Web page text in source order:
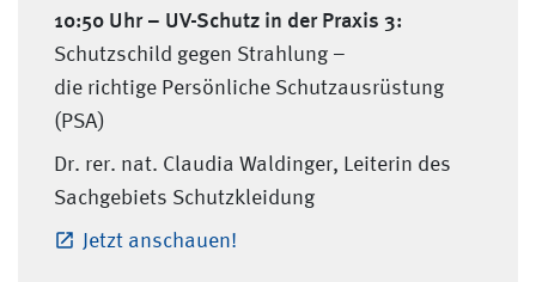
10:50 Uhr – UV-Schutz in der Praxis 3:
Schutzschild gegen Strahlung –
die richtige Persönliche Schutzausrüstung
(PSA)
Dr. rer. nat. Claudia Waldinger, Leiterin des
Sachgebiets Schutzkleidung
Jetzt anschauen!